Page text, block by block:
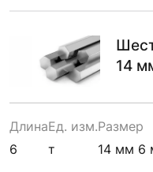
14
Длина
6
Ед. изм.
т
Размер
14 мм 6